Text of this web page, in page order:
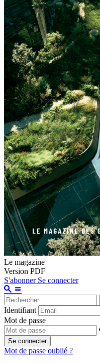
Le magazine
Version PDF
S'abonner Se connecter
Identifiant
Mot de passe
Se connecter
Mot de passe oublié ?